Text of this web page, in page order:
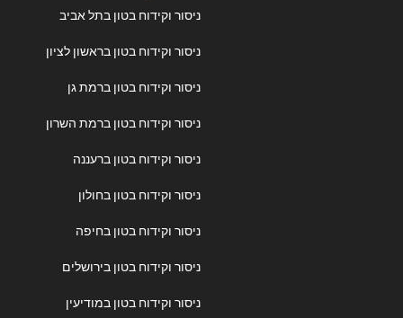
ניסור וקידוח בטון בתל אביב
ניסור וקידוח בטון בראשון לציון
ניסור וקידוח בטון ברמת גן
ניסור וקידוח בטון ברמת השרון
ניסור וקידוח בטון ברעננה
ניסור וקידוח בטון בחולון
ניסור וקידוח בטון בחיפה
ניסור וקידוח בטון בירושלים
ניסור וקידוח בטון במודיעין